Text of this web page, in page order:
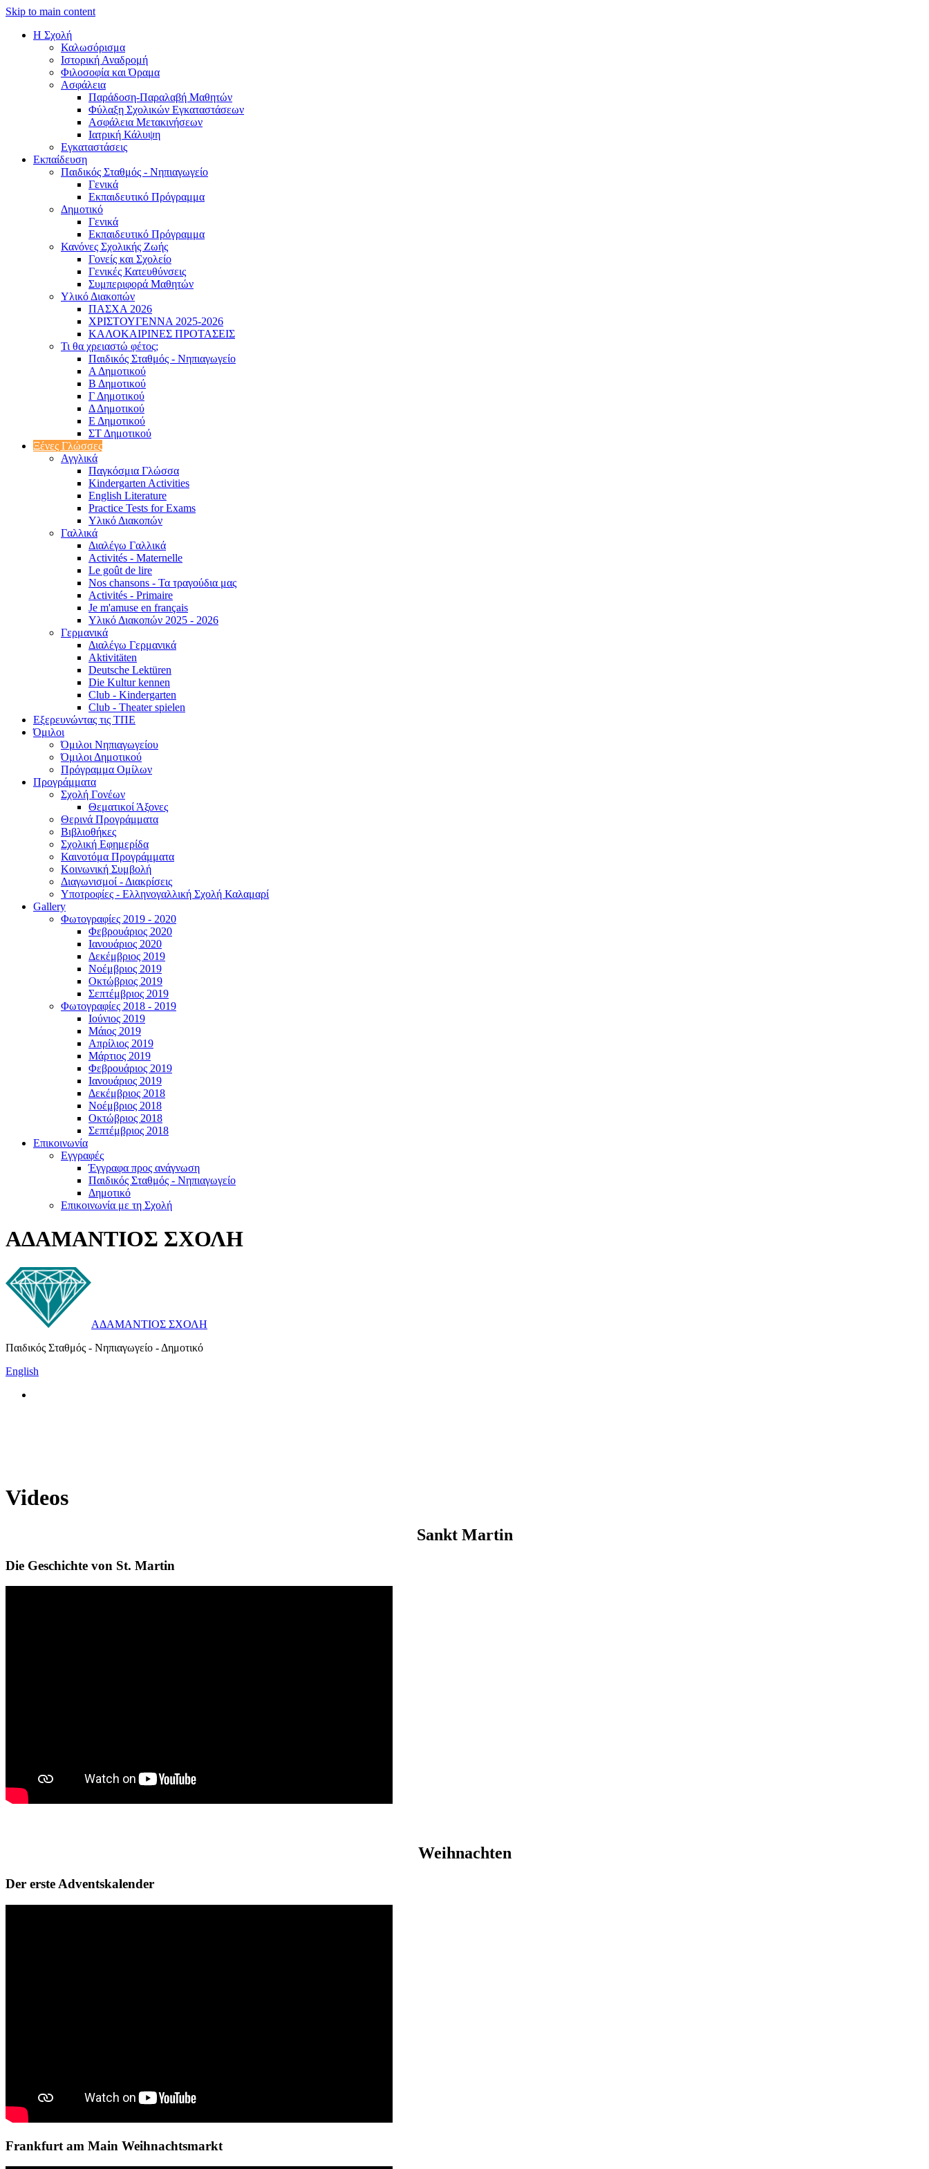
Skip to main content
Η Σχολή
Καλωσόρισμα
Iστορική Αναδρομή
Φιλοσοφία και Όραμα
Ασφάλεια
Παράδοση-Παραλαβή Μαθητών
Φύλαξη Σχολικών Εγκαταστάσεων
Ασφάλεια Μετακινήσεων
Ιατρική Κάλυψη
Εγκαταστάσεις
Εκπαίδευση
Παιδικός Σταθμός - Νηπιαγωγείο
Γενικά
Εκπαιδευτικό Πρόγραμμα
Δημοτικό
Γενικά
Εκπαιδευτικό Πρόγραμμα
Κανόνες Σχολικής Ζωής
Γονείς και Σχολείο
Γενικές Κατευθύνσεις
Συμπεριφορά Μαθητών
Υλικό Διακοπών
ΠAΣΧA 2026
ΧΡΙΣΤΟΥΓΕΝΝΑ 2025-2026
ΚΑΛΟΚΑΙΡΙΝΕΣ ΠΡΟΤΑΣΕΙΣ
Τι θα χρειαστώ φέτος;
Παιδικός Σταθμός - Νηπιαγωγείο
Α Δημοτικού
Β Δημοτικού
Γ Δημοτικού
Δ Δημοτικού
Ε Δημοτικού
ΣΤ Δημοτικού
Ξένες Γλώσσες
Αγγλικά
Παγκόσμια Γλώσσα
Kindergarten Activities
English Literature
Practice Tests for Exams
Υλικό Διακοπών
Γαλλικά
Διαλέγω Γαλλικά
Activités - Maternelle
Le goût de lire
Nos chansons - Τα τραγούδια μας
Activités - Primaire
Je m'amuse en français
Υλικό Διακοπών 2025 - 2026
Γερμανικά
Διαλέγω Γερμανικά
Aktivitäten
Deutsche Lektüren
Die Kultur kennen
Club - Kindergarten
Club - Theater spielen
Εξερευνώντας τις ΤΠΕ
Όμιλοι
Όμιλοι Νηπιαγωγείου
Όμιλοι Δημοτικού
Πρόγραμμα Ομίλων
Προγράμματα
Σχολή Γονέων
Θεματικοί Άξονες
Θερινά Προγράμματα
Βιβλιοθήκες
Σχολική Εφημερίδα
Καινοτόμα Προγράμματα
Κοινωνική Συμβολή
Διαγωνισμοί - Διακρίσεις
Υποτροφίες - Ελληνογαλλική Σχολή Καλαμαρί
Gallery
Φωτογραφίες 2019 - 2020
Φεβρουάριος 2020
Ιανουάριος 2020
Δεκέμβριος 2019
Νοέμβριος 2019
Οκτώβριος 2019
Σεπτέμβριος 2019
Φωτογραφίες 2018 - 2019
Ιούνιος 2019
Μάιος 2019
Απρίλιος 2019
Μάρτιος 2019
Φεβρουάριος 2019
Ιανουάριος 2019
Δεκέμβριος 2018
Νοέμβριος 2018
Οκτώβριος 2018
Σεπτέμβριος 2018
Επικοινωνία
Εγγραφές
Έγγραφα προς ανάγνωση
Παιδικός Σταθμός - Νηπιαγωγείο
Δημοτικό
Επικοινωνία με τη Σχολή
ΑΔΑΜΑΝΤΙΟΣ ΣΧΟΛΗ
ΑΔΑΜΑΝΤΙΟΣ ΣΧΟΛΗ
Παιδικός Σταθμός - Νηπιαγωγείο - Δημοτικό
English
Videos
Sankt Martin
Die Geschichte von St. Martin
Weihnachten
Der erste Adventskalender
Frankfurt am Main Weihnachtsmarkt